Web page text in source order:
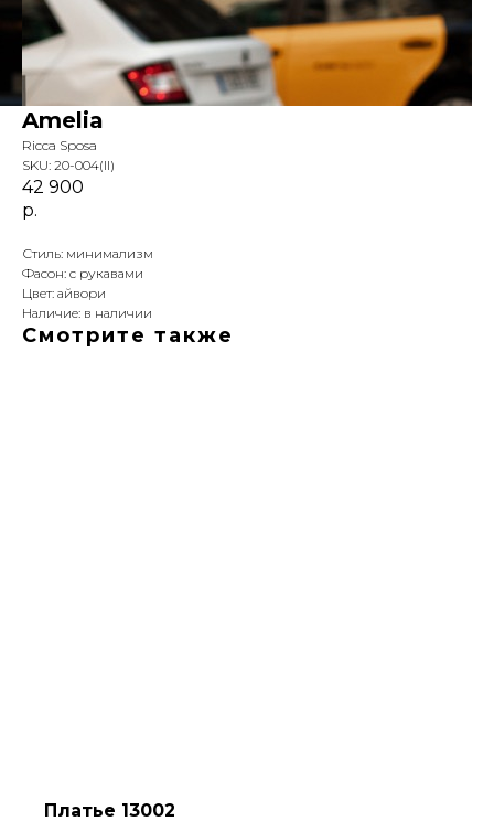
Amelia
Ricca Sposa
SKU: 20-004(ll)
42 900
р.
Стиль: минимализм
Фасон: с рукавами
Цвет: айвори
Наличие: в наличии
Смотрите также
Платье 13002